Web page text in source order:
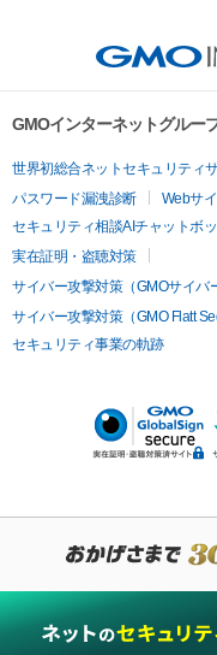
GMOインターネットグルー
世界初総合ネットセキュリティ
パスワード漏洩診断
Webサ
セキュリティ相談AIチャットボッ
実在証明・盗聴対策
サイバー攻撃対策（GMOサイバ
サイバー攻撃対策（GMO Flatt
セキュリティ事業の軌跡